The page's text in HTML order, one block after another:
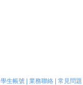
學生帳號| 業務聯絡| 常見問題